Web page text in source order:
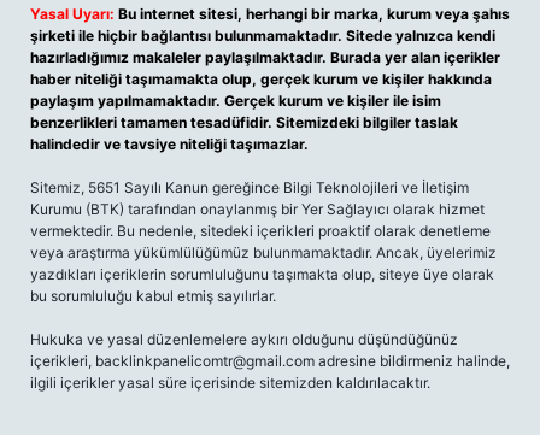
Yasal Uyarı: Bu internet sitesi, herhangi bir marka, kurum veya şahıs
şirketi ile hiçbir bağlantısı bulunmamaktadır. Sitede yalnızca kendi
hazırladığımız makaleler paylaşılmaktadır. Burada yer alan içerikler
haber niteliği taşımamakta olup, gerçek kurum ve kişiler hakkında
paylaşım yapılmamaktadır. Gerçek kurum ve kişiler ile isim
benzerlikleri tamamen tesadüfidir. Sitemizdeki bilgiler taslak
halindedir ve tavsiye niteliği taşımazlar.
Sitemiz, 5651 Sayılı Kanun gereğince Bilgi Teknolojileri ve İletişim
Kurumu (BTK) tarafından onaylanmış bir Yer Sağlayıcı olarak hizmet
vermektedir. Bu nedenle, sitedeki içerikleri proaktif olarak denetleme
veya araştırma yükümlülüğümüz bulunmamaktadır. Ancak, üyelerimiz
yazdıkları içeriklerin sorumluluğunu taşımakta olup, siteye üye olarak
bu sorumluluğu kabul etmiş sayılırlar.
Hukuka ve yasal düzenlemelere aykırı olduğunu düşündüğünüz
içerikleri, backlinkpanelicomtr@gmail.com adresine bildirmeniz halinde,
ilgili içerikler yasal süre içerisinde sitemizden kaldırılacaktır.